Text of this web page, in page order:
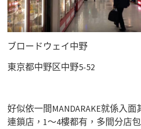
ブロードウェイ中野
東京都中野区中野5-52
好似依一間MANDARAKE就係入
連鎖店，1～4樓都有，多間分店